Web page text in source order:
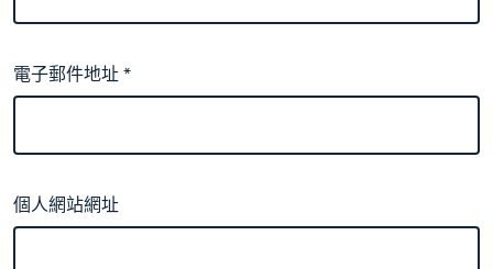
電子郵件地址*
個人網站網址